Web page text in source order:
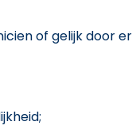
of gelijk door